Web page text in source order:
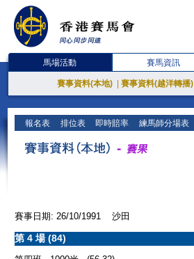
馬場活動 賽馬資訊
賽事資料(本地) 賽事資料(越洋轉播)
報名表 排位表 即時賠率 練馬師分場表
賽事日期: 26/10/1991 沙田
第 4 場 (84)